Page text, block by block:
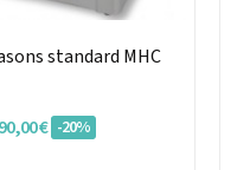
standard MHC
€ -20%